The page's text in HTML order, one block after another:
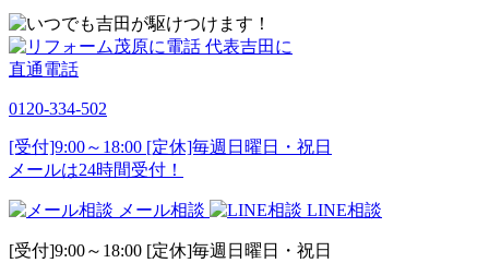
代表吉田に
直通電話
0120-334-502
[受付]9:00～18:00 [定休]毎週日曜日・祝日
メールは24時間受付！
メール相談 LINE相談
[受付]9:00～18:00 [定休]毎週日曜日・祝日